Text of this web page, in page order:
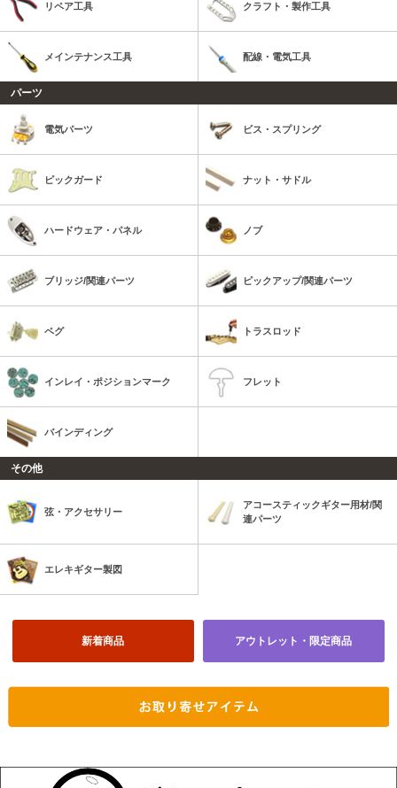
リペア工具 クラフト・製作工具
メインテナンス工具 配線・電気工具
パーツ
電気パーツ ビス・スプリング
ピックガード ナット・サドル
ハードウェア・パネル ノブ
ブリッジ/関連パーツ ピックアップ/関連パーツ
ペグ トラスロッド
インレイ・ポジションマーク フレット
バインディング
その他
弦・アクセサリー
アコースティックギター用材/関
連パーツ
エレキギター製図
新着商品 アウトレット・限定商品